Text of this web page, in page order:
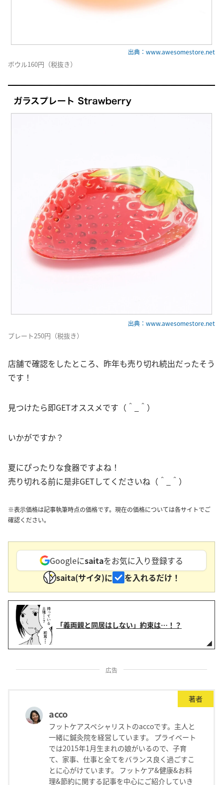
出典：www.awesomestore.net
ボウル160円（税抜き）
出典：www.awesomestore.net
プレート250円（税抜き）
店舗で確認をしたところ、昨年も売り切れ続出だったそう
です！
見つけたら即GETオススメです（＾_＾）
いかがですか？
夏にぴったりな食器ですよね！
売り切れる前に是非GETしてくださいね（＾_＾）
※表示価格は記事執筆時点の価格です。現在の価格については各サイトでご
確認ください。
Googleにsaitaをお気に入り登録する
saita(サイタ)に
を入れるだけ！
「義両親と同居はしない」約束は…！？
広告
著者
acco
フットケアスペシャリストのaccoです。主人と
一緒に鍼灸院を経営しています。 プライベート
では2015年1月生まれの娘がいるので、子育
て、家事、仕事と全てをバランス良く過ごすこ
とに心がけています。 フットケア&健康&お料
理&節約に関する記事を中心にご紹介していき